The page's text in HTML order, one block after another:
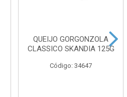
QUEIJO GORGONZOLA
CLASSICO SKANDIA 125G
Código: 34647